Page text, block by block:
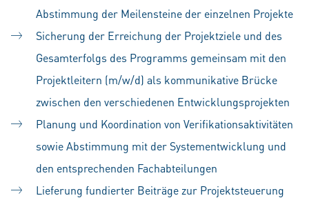
Abstimmung der Meilensteine der einzelnen Projekte
Sicherung der Erreichung der Projektziele und des
Gesamterfolgs des Programms gemeinsam mit den
Projektleitern (m/w/d) als kommunikative Brücke
zwischen den verschiedenen Entwicklungsprojekten
Planung und Koordination von Verifikationsaktivitäten
sowie Abstimmung mit der Systementwicklung und
den entsprechenden Fachabteilungen
Lieferung fundierter Beiträge zur Projektsteuerung